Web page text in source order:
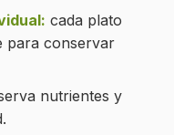
cada plato
para conservar
nutrientes y